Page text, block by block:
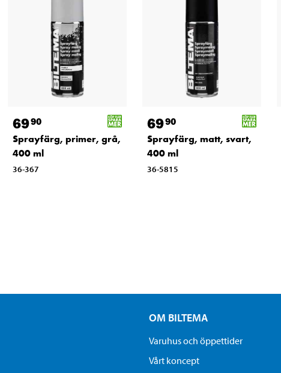
6990
Sprayfärg, primer, grå,
400 ml
36-367
6990
Sprayfärg, matt, svart,
400 ml
36-5815
OM BILTEMA
Varuhus och öppettider
Vårt koncept